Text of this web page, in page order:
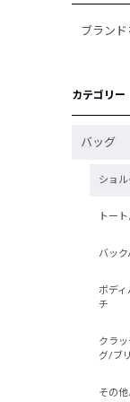
ブランド
カテゴリー
バッグ
ショ
トー
バッ
ボデ
チ
クラ
グ/ブ
その